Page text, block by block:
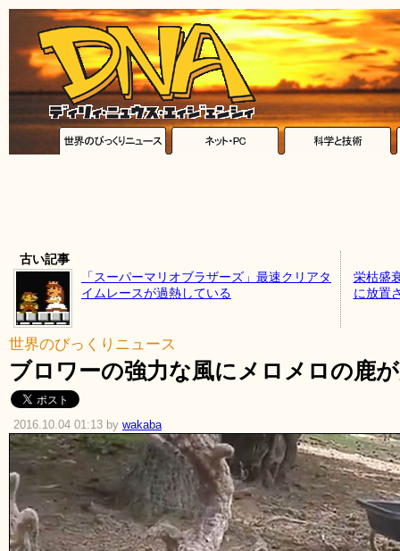
古い記事
「スーパーマリオブラザーズ」最速クリアタ
イムレースが過熱している
栄枯盛
に放置
世界のびっくりニュース
ブロワーの強力な風にメロメロの鹿
2016.10.04 01:13 by wakaba